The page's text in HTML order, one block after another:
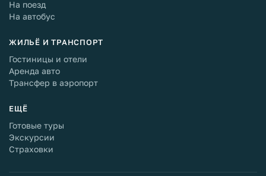
На поезд
На автобус
ЖИЛЬЁ И ТРАНСПОРТ
Гостиницы и отели
Аренда авто
Трансфер в аэропорт
ЕЩЁ
Готовые туры
Экскурсии
Страховки